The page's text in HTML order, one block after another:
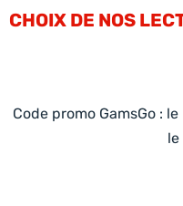
CHOIX DE NOS
Code promo GamsGo :
le